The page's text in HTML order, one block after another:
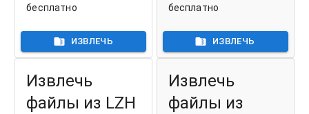
бесплатно
ИЗВЛЕЧЬ
бесплатно
ИЗВЛЕЧЬ
Извлечь
файлы из LZH
Извлечь
файлы из